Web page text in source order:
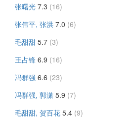
张曙光 7.3 (16)
张伟平, 张洪 7.0 (6)
毛甜甜 5.7 (3)
王占锋 6.9 (16)
冯群强 6.6 (23)
冯群强, 郭潇 5.9 (7)
毛甜甜, 贺百花 5.4 (9)